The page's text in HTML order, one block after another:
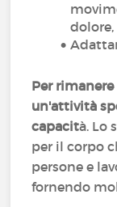
dolore,
Per
un'attività
capacità. Lo
per il corpo
persone e
fornendo